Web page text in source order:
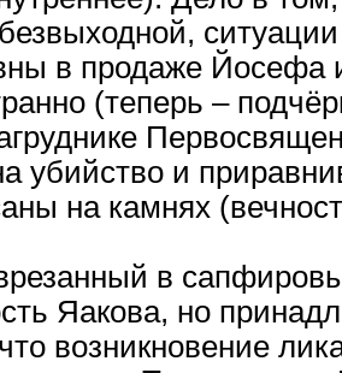
в продаже Йосефа
(теперь –
убийство и
на камнях
в
Яакова, но
возникновение